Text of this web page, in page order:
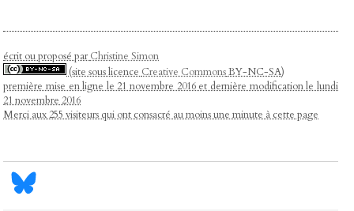
écrit ou proposé parChristine Simon
(site sous licence Creative CommonsBY-NC-SA)
première mise en ligne le 21 novembre 2016 et dernière modification le lundi
21 novembre 2016
Merci aux 255 visiteurs qui ont consacré au moins une minute à cette page